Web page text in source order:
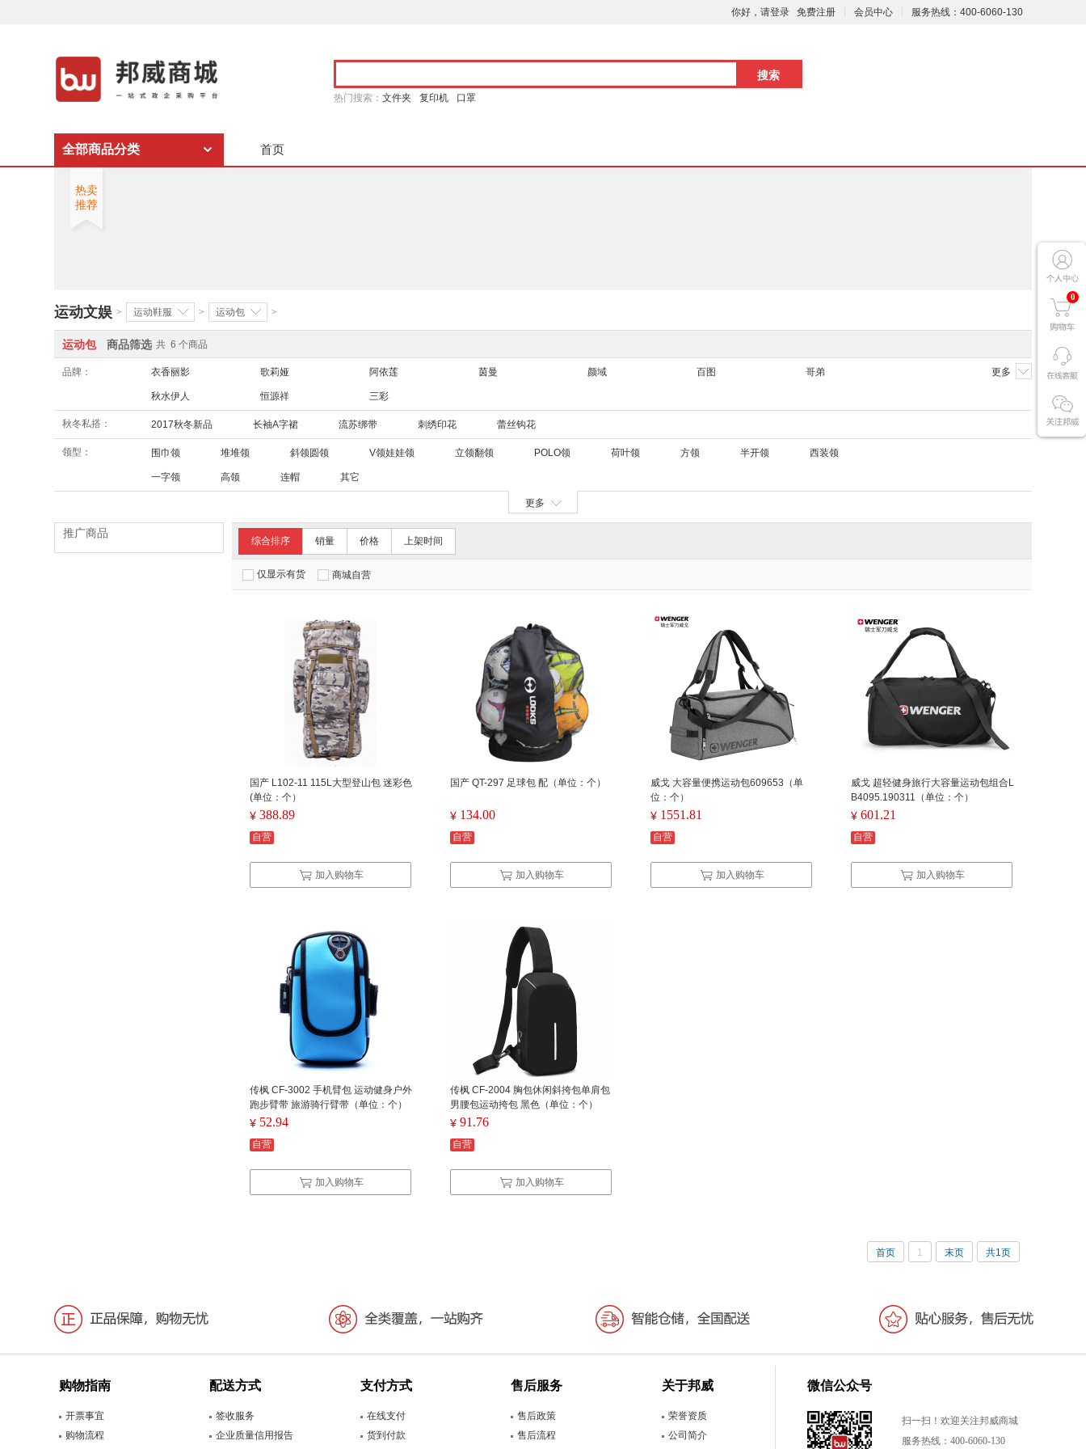
你好，请登录 免费注册 会员中心 服务热线：400-6060-130
热门搜索： 文件夹 复印机 口罩
0
全部商品分类 首页
热卖
推荐
运动文娱 > 运动鞋服 > 运动包 >
运动包 商品筛选 共 6 个商品
品牌： 衣香丽影 歌莉娅 阿依莲 茵曼 颜域 百图 哥弟
秋水伊人 恒源祥 三彩
更多
秋冬私搭： 2017秋冬新品 长袖A字裙 流苏绑带 刺绣印花 蕾丝钩花
领型： 围巾领 堆堆领 斜领圆领 V领娃娃领 立领翻领 POLO领 荷叶领 方领 半开领 西装领
一字领 高领 连帽 其它
更多
综合排序 销量 价格 上架时间
仅显示有货 商城自营
国产 L102-11 115L大型登山包 迷彩色
(单位：个）
¥ 388.89
自营
加入购物车
国产 QT-297 足球包 配（单位：个）
¥ 134.00
自营
加入购物车
威戈 大容量便携运动包609653（单
位：个）
¥ 1551.81
自营
加入购物车
威戈 超轻健身旅行大容量运动包组合L
B4095.190311（单位：个）
¥ 601.21
自营
加入购物车
传枫 CF-3002 手机臂包 运动健身户外
跑步臂带 旅游骑行臂带（单位：个）
¥ 52.94
自营
加入购物车
传枫 CF-2004 胸包休闲斜挎包单肩包
男腰包运动挎包 黑色（单位：个）
¥ 91.76
自营
加入购物车
首页 1 末页 共1页
推广商品
购物指南
开票事宜
购物流程
配送方式
签收服务
企业质量信用报告
支付方式
在线支付
货到付款
售后服务
售后政策
售后流程
关于邦威
荣誉资质
公司简介
微信公众号
扫一扫！欢迎关注邦威商城
服务热线：400-6060-130